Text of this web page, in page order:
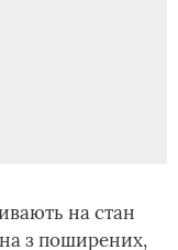
на стан
з поширених,